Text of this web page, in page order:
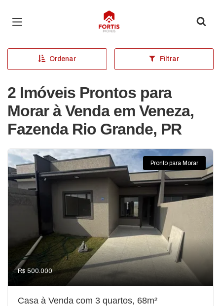
Página inicial
Ordenar Filtrar
2 Imóveis Prontos para
Morar à Venda em Veneza,
Fazenda Rio Grande, PR
Pronto para Morar
R$ 500.000
Casa à Venda com 3 quartos, 68m²